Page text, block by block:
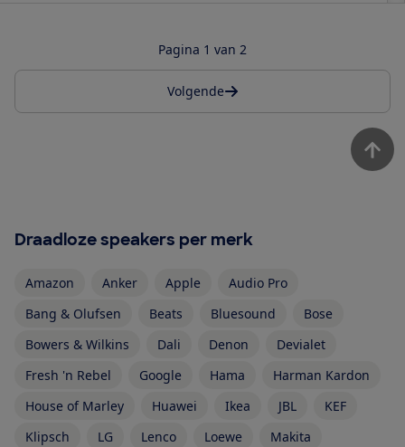
Pagina 1 van 2
Volgende
Draadloze speakers per merk
Amazon Anker Apple
Audio Pro
Bang & Olufsen
Beats Bluesound
Bose
Bowers & Wilkins
Dali Denon
Devialet
Fresh 'n Rebel
Google Hama
Harman Kardon
House of Marley
Huawei Ikea JBL
KEF
Klipsch
LG Lenco Loewe
Makita